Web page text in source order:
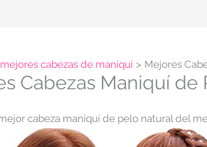
cabezas de maniqui Mejores
Cabezas Maniquí de
cabeza maniquí de pelo natural del